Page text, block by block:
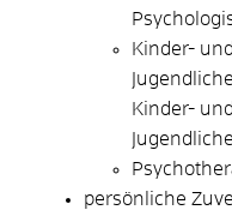
Kinder- und
Kinder- und
persönliche